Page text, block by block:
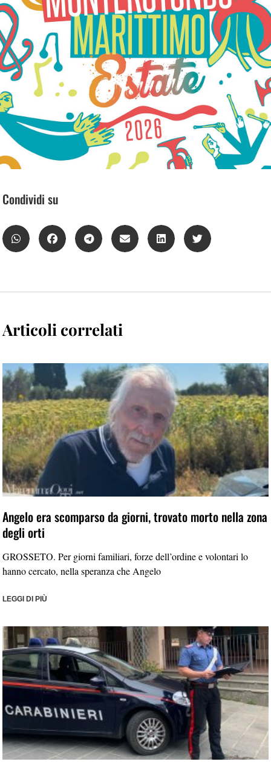
Condividi su
Articoli correlati
Angelo era scomparso da giorni, trovato morto nella zona
degli orti
GROSSETO. Per giorni familiari, forze dell’ordine e volontari lo
hanno cercato, nella speranza che Angelo
LEGGI DI PIÙ